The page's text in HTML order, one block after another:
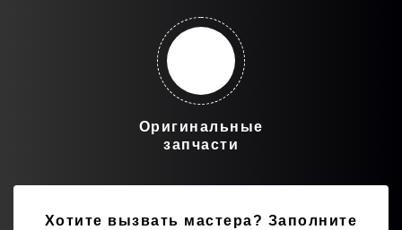
Оригинальные
запчасти
Хотите вызвать мастера? Заполните